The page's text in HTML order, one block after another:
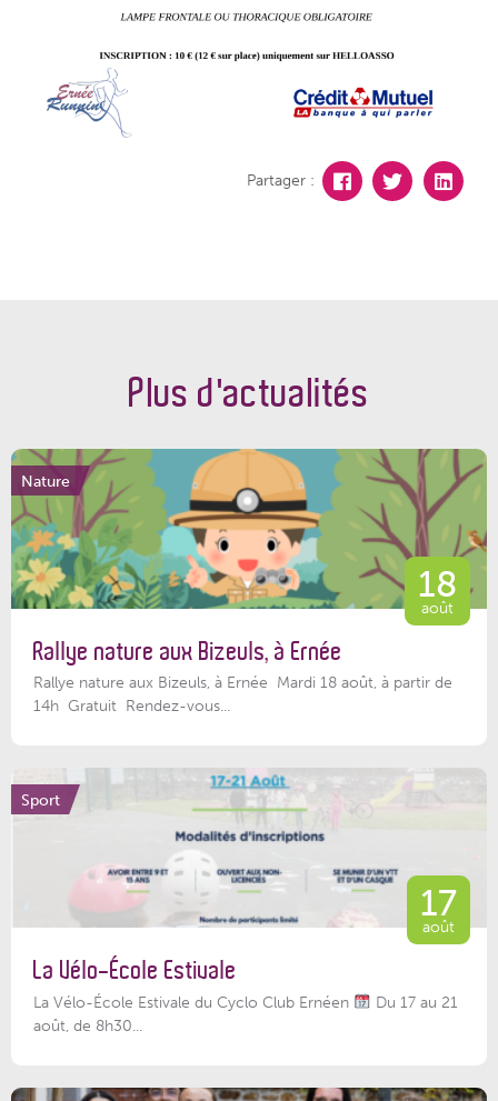
Partager :
Plus d'actualités
Nature
18
août
Rallye nature aux Bizeuls, à Ernée
Rallye nature aux Bizeuls, à Ernée Mardi 18 août, à partir de
14h Gratuit Rendez-vous...
Sport
17
août
La Vélo-École Estivale
La Vélo-École Estivale du Cyclo Club Ernéen
Du 17 au 21
août, de 8h30...